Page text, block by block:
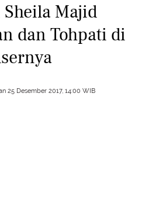
Majid
dan Tohpati di
25 Desember 2017, 14:00 WIB